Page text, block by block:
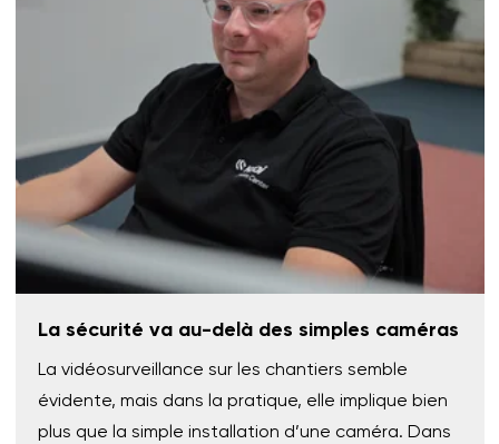
La sécurité va au-delà des simples caméras
La vidéosurveillance sur les chantiers semble
évidente, mais dans la pratique, elle implique bien
plus que la simple installation d’une caméra. Dans